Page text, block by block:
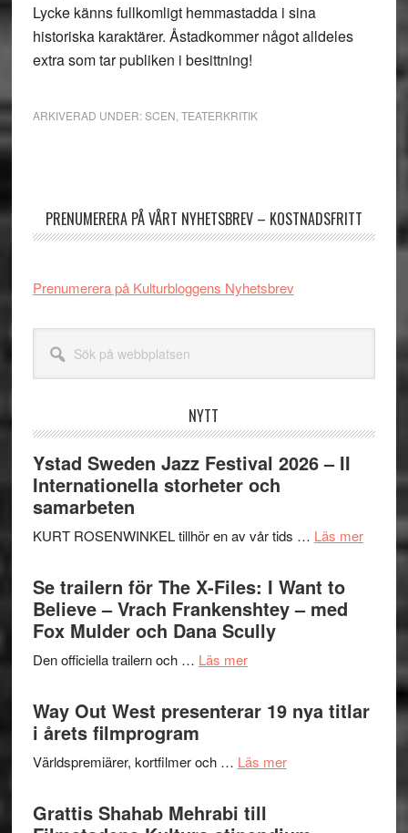
Lycke känns fullkomligt hemmastadda i sina
historiska karaktärer. Åstadkommer något alldeles
extra som tar publiken i besittning!
ARKIVERAD UNDER:SCEN TEATERKRITIK
PRENUMERERA PÅ VÅRT NYHETSBREV – KOSTNADSFRITT
Prenumerera på Kulturbloggens Nyhetsbrev
webbplatsen
NYTT
Ystad Sweden Jazz Festival 2026 – II
Internationella storheter och
samarbeten
KURT ROSENWINKEL tillhör en av vår tids … Läs merom
Ystad
Se trailern för The X-Files: I Want to
Believe – Vrach Frankenshtey – med
Fox Mulder och Dana Scully
Den officiella trailern och … Läs merom
trailern
för
X-
I
Way Out West presenterar 19 nya titlar
i årets filmprogram
Världspremiärer, kortfilmer och … Läs merom
Grattis Shahab Mehrabi till